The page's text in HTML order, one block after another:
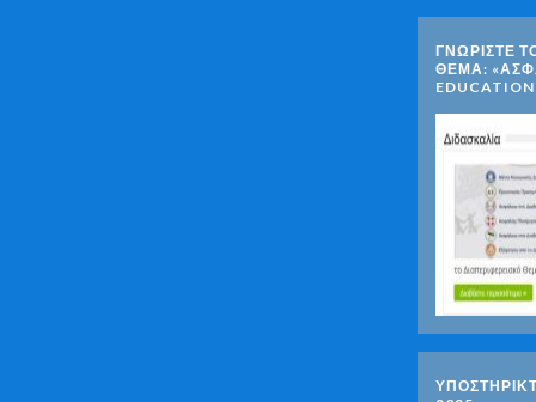
ΓΝΩΡΊΣΤΕ
ΘΈΜΑ:
EDUCATION